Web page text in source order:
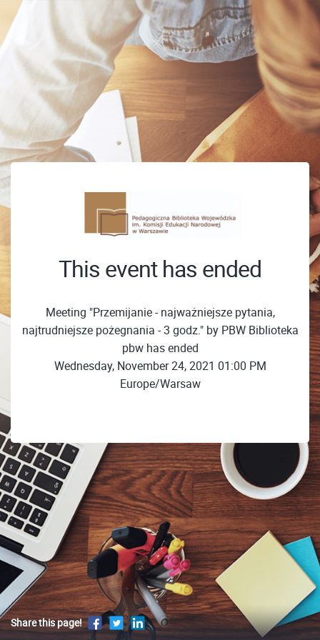
This event has ended
Meeting "Przemijanie - najważniejsze pytania,
najtrudniejsze pożegnania - 3 godz." by PBW Biblioteka
pbw has ended
Wednesday, November 24, 2021 01:00 PM
Europe/Warsaw
Share this page!